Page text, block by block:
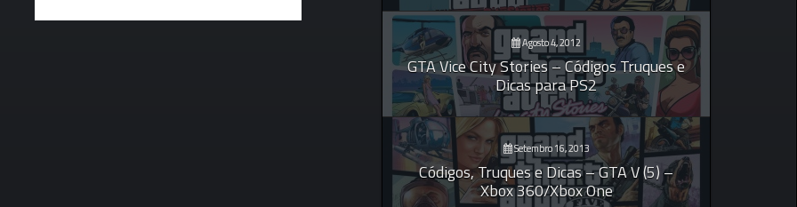
Agosto 4, 2012
GTA Vice City Stories – Códigos Truques e
Dicas para PS2
Setembro 16, 2013
Códigos, Truques e Dicas – GTA V (5) –
Xbox 360/Xbox One